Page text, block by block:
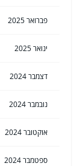
פברואר 2025
ינואר 2025
דצמבר 2024
נובמבר 2024
אוקטובר 2024
ספטמבר 2024